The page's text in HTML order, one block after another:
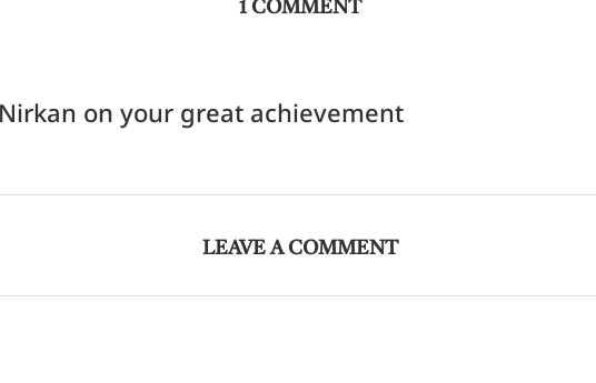
1 COMMENT
on your great achievement
LEAVE A COMMENT